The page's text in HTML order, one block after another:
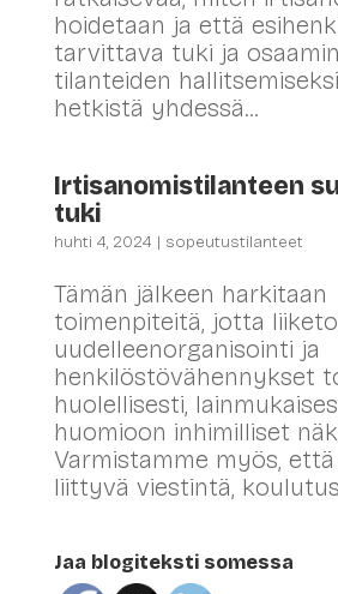
hoidetaan ja että
tarvittava tuki ja
tilanteiden
hetkistä yhdessä...
Irtisanomistilanteen
tuki
huhti 4, 2024 | sopeutustilanteet
Tämän jälkeen harkitaan
toimenpiteitä, jotta
uudelleenorganisointi ja
henkilöstövähennykset
huolellisesti,
huomioon inhimilliset
Varmistamme myös,
liittyvä viestintä,
Jaa blogiteksti somessa